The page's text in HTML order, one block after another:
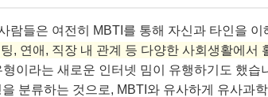
람들은 여전히 MBTI를 통해 자신과 타인을
, 연애, 직장 내 관계 등 다양한 사회생활에서
형이라는 새로운 인터넷 밈이 유행하기도 했
분류하는 것으로, MBTI와 유사하게 유사과